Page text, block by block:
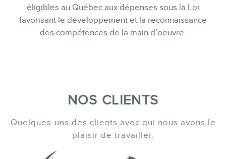
éligibles au Québec aux dépenses sous la Loi
favorisant le développement et la reconnaissance
des compétences de la main d’oeuvre.
NOS CLIENTS
Quelques-uns des clients avec qui nous avons le
plaisir de travailler.